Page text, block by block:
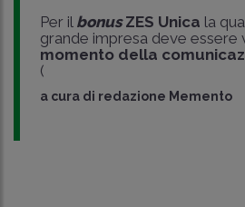
Per il bonusZES Unica la
grande impresa deve essere
momento della
(
a cura di redazione Memento